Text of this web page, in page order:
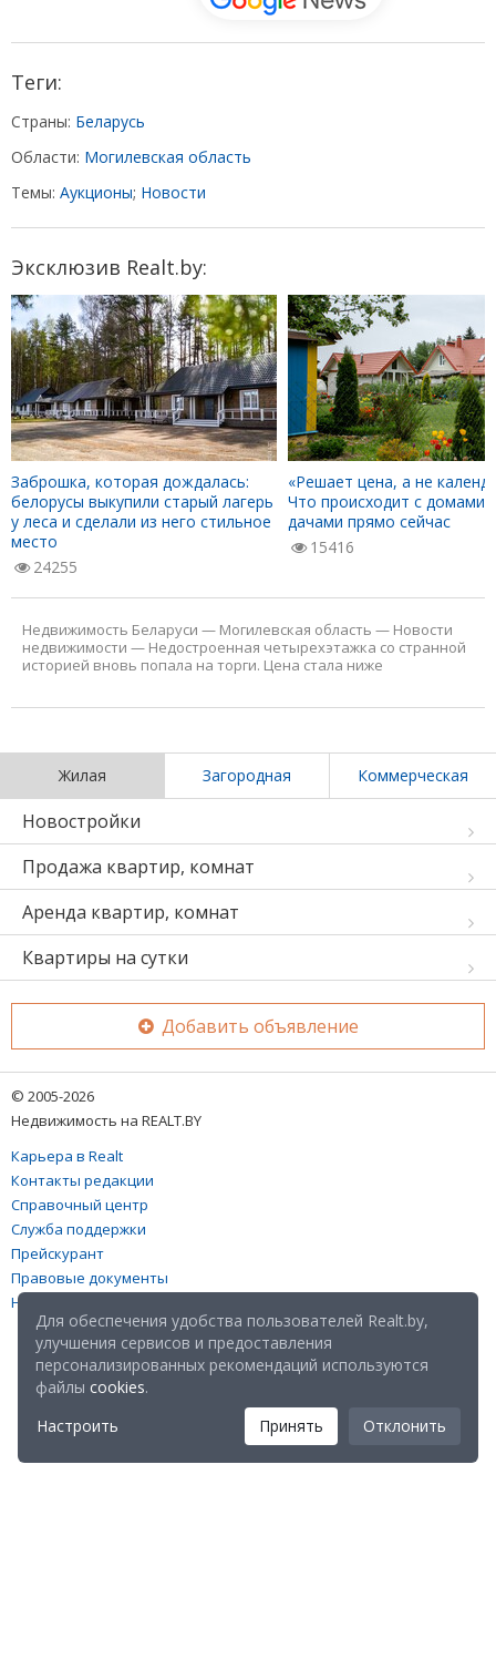
Теги:
Страны: Беларусь
Области: Могилевская область
Темы: Аукционы; Новости
Эксклюзив Realt.by:
Заброшка, которая дождалась:
белорусы выкупили старый лагерь
у леса и сделали из него стильное
место
24255
«Решает цена, а не
Что происходит с домами
дачами прямо сейчас
15416
Недвижимость Беларуси — Могилевская область — Новости
недвижимости — Недостроенная четырехэтажка со странной
историей вновь попала на торги. Цена стала ниже
Жилая Загородная Коммерческая
Новостройки
Продажа квартир, комнат
Аренда квартир, комнат
Квартиры на сутки
Добавить объявление
© 2005-2026
Недвижимость на REALT.BY
Карьера в Realt
Контакты редакции
Справочный центр
Служба поддержки
Прейскурант
Правовые документы
Настройка файлов cookies
Для обеспечения удобства пользователей Realt.by,
улучшения сервисов и предоставления
персонализированных рекомендаций используются
файлы cookies.
Настроить
Принять Отклонить